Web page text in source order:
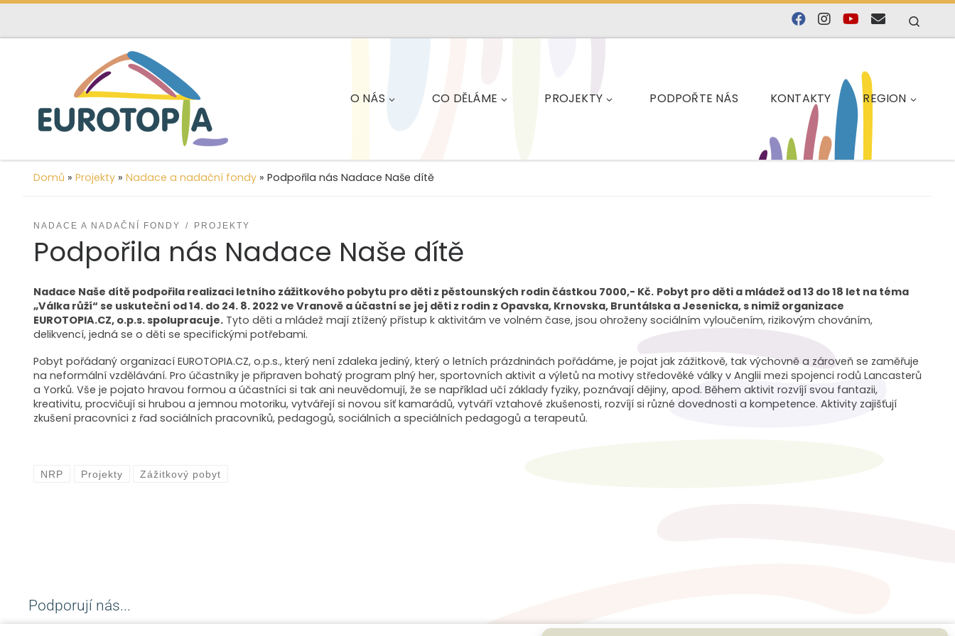
content
O NÁS CO DĚLÁME PROJEKTY PODPOŘTE NÁS KONTAKTY REGION
Domů » Projekty » Nadace a nadační fondy » Podpořila nás Nadace Naše dítě
NADACE A NADAČNÍ FONDY PROJEKTY
Podpořila nás Nadace Naše dítě
Nadace Naše dítě podpořila realizaci letního zážitkového pobytu pro děti z pěstounských rodin částkou 7000,- Kč. Pobyt pro děti a mládež od 13 do 18 let na téma
„Válka růží“ se uskuteční od 14. do 24. 8. 2022 ve Vranově a účastní se jej děti z rodin z Opavska, Krnovska, Bruntálska a Jesenicka, s nimiž organizace
EUROTOPIA.CZ, o.p.s. spolupracuje. Tyto děti a mládež mají ztížený přístup k aktivitám ve volném čase, jsou ohroženy sociálním vyloučením, rizikovým chováním,
delikvencí, jedná se o děti se specifickými potřebami.
Pobyt pořádaný organizací EUROTOPIA.CZ, o.p.s., který není zdaleka jediný, který o letních prázdninách pořádáme, je pojat jak zážitkově, tak výchovně a zároveň se zaměřuje
na neformální vzdělávání. Pro účastníky je připraven bohatý program plný her, sportovních aktivit a výletů na motivy středověké války v Anglii mezi spojenci rodů Lancasterů
a Yorků. Vše je pojato hravou formou a účastníci si tak ani neuvědomují, že se například učí základy fyziky, poznávají dějiny, apod. Během aktivit rozvíjí svou fantazii,
kreativitu, procvičují si hrubou a jemnou motoriku, vytvářejí si novou síť kamarádů, vytváří vztahové zkušenosti, rozvíjí si různé dovednosti a kompetence. Aktivity zajišťují
zkušení pracovníci z řad sociálních pracovníků, pedagogů, sociálních a speciálních pedagogů a terapeutů.
NRP Projekty Zážitkový pobyt
Podporují nás...